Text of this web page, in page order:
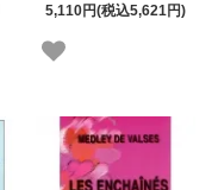
5,110円(税込5,621円)